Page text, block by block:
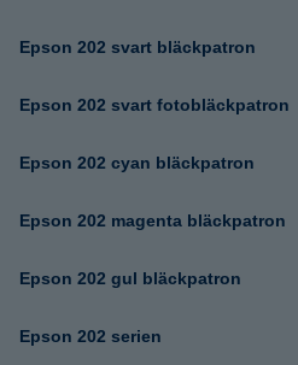
Epson 202 svart bläckpatron
Epson 202 svart fotobläckpatron
Epson 202 cyan bläckpatron
Epson 202 magenta bläckpatron
Epson 202 gul bläckpatron
Epson 202 serien